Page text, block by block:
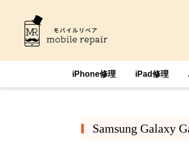
iPhone修理 iPad修理
HOME Android修理
Samsung Galaxy